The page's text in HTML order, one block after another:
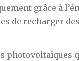
grâce à
de recharger